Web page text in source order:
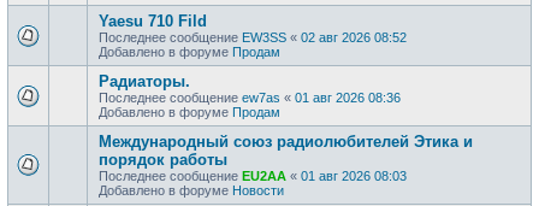
Yaesu 710 Fild
Последнее сообщение EW3SS « 02 авг 2026 08:52
Добавлено в форуме Продам
Радиаторы.
Последнее сообщение ew7as « 01 авг 2026 08:36
Добавлено в форуме Продам
Международный союз радиолюбителей Этика и
порядок работы
Последнее сообщение EU2AA « 01 авг 2026 08:03
Добавлено в форуме Новости